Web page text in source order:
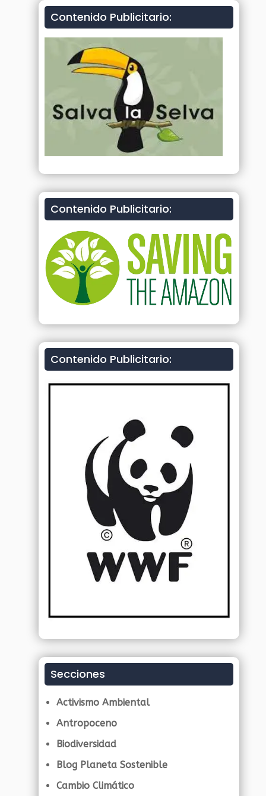
Contenido Publicitario:
Contenido Publicitario:
Contenido Publicitario:
Secciones
Activismo Ambiental
Antropoceno
Biodiversidad
Blog Planeta Sostenible
Cambio Climático